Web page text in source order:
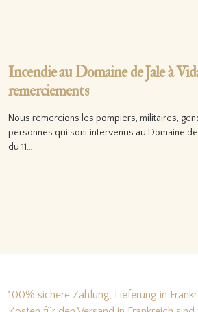
Incendie au Domaine de Jale à
remerciements
Nous remercions les pompiers, militaires,
personnes qui sont intervenus au Domaine de
du 11…
100% sichere Zahlung, Lieferung in